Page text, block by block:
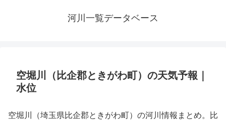
河川一覧データベース
空堀川（比企郡ときがわ町）の天気予報｜
水位
空堀川（埼玉県比企郡ときがわ町）の河川情報まとめ。比